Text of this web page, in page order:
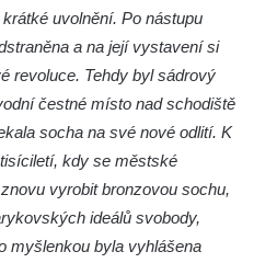
Šporkovo
uvolnění. Po nástupu
a na její vystavení si
revoluce. Tehdy byl sádrový
čestné místo nad schodiště
socha na své nové odlití. K
kdy se městské
vyrobit bronzovou sochu,
ideálů svobody,
myšlenkou byla vyhlášena